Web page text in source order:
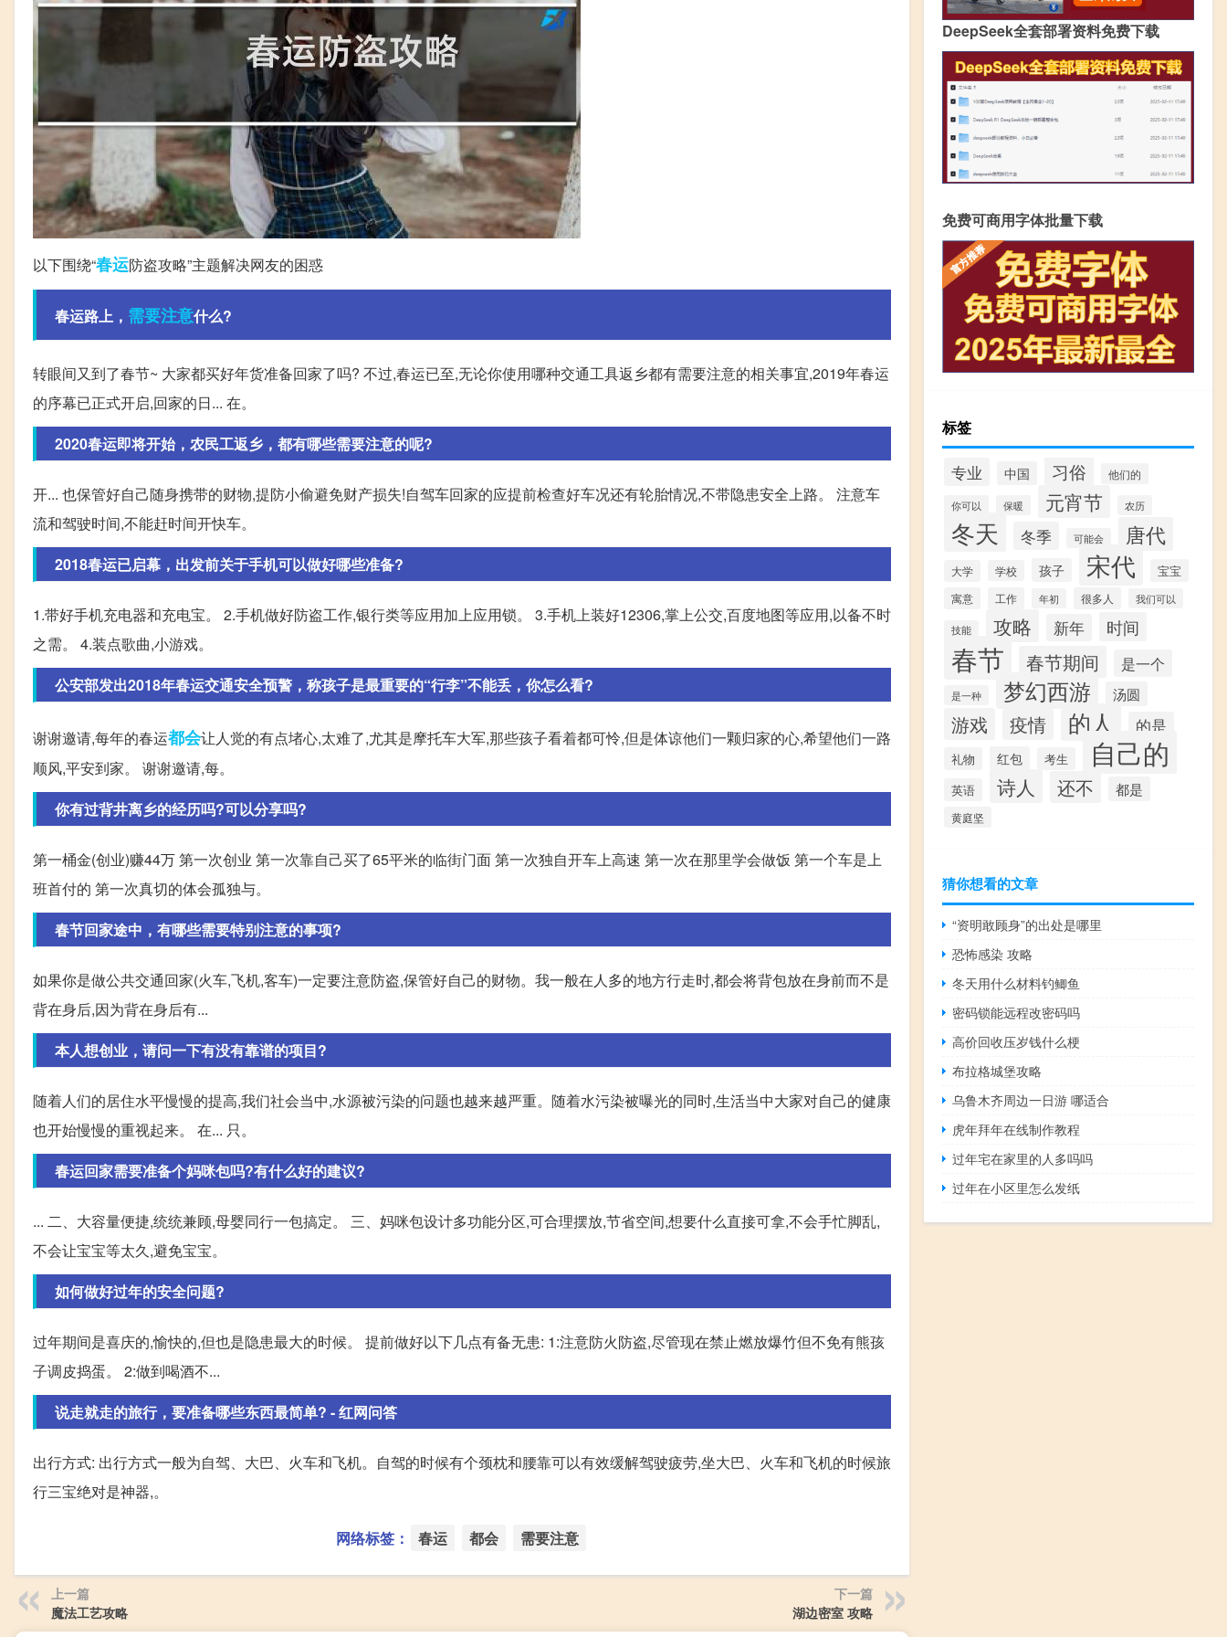
以下围绕“春运防盗攻略”主题解决网友的困惑
春运路上， 需要注意什么?
转眼间又到了春节~ 大家都买好年货准备回家了吗? 不过,春运已至,无论你使用哪种交通工具返乡都有需要注意的相关事宜,2019年春运
的序幕已正式开启,回家的日... 在。
2020春运即将开始，农民工返乡，都有哪些需要注意的呢?
开... 也保管好自己随身携带的财物,提防小偷避免财产损失!自驾车回家的应提前检查好车况还有轮胎情况,不带隐患安全上路。 注意车
流和驾驶时间,不能赶时间开快车。
2018春运已启幕，出发前关于手机可以做好哪些准备?
1.带好手机充电器和充电宝。 2.手机做好防盗工作,银行类等应用加上应用锁。 3.手机上装好12306,掌上公交,百度地图等应用,以备不时
之需。 4.装点歌曲,小游戏。
公安部发出2018年春运交通安全预警，称孩子是最重要的“行李”不能丢，你怎么看?
谢谢邀请,每年的春运都会让人觉的有点堵心,太难了,尤其是摩托车大军,那些孩子看着都可怜,但是体谅他们一颗归家的心,希望他们一路
顺风,平安到家。 谢谢邀请,每。
你有过背井离乡的经历吗?可以分享吗?
第一桶金(创业)赚44万 第一次创业 第一次靠自己买了65平米的临街门面 第一次独自开车上高速 第一次在那里学会做饭 第一个车是上
班首付的 第一次真切的体会孤独与。
春节回家途中，有哪些需要特别注意的事项?
如果你是做公共交通回家(火车,飞机,客车)一定要注意防盗,保管好自己的财物。我一般在人多的地方行走时,都会将背包放在身前而不是
背在身后,因为背在身后有...
本人想创业，请问一下有没有靠谱的项目?
随着人们的居住水平慢慢的提高,我们社会当中,水源被污染的问题也越来越严重。随着水污染被曝光的同时,生活当中大家对自己的健康
也开始慢慢的重视起来。 在... 只。
春运回家需要准备个妈咪包吗?有什么好的建议?
... 二、大容量便捷,统统兼顾,母婴同行一包搞定。 三、妈咪包设计多功能分区,可合理摆放,节省空间,想要什么直接可拿,不会手忙脚乱,
不会让宝宝等太久,避免宝宝。
如何做好过年的安全问题?
过年期间是喜庆的,愉快的,但也是隐患最大的时候。 提前做好以下几点有备无患: 1:注意防火防盗,尽管现在禁止燃放爆竹但不免有熊孩
子调皮捣蛋。 2:做到喝酒不...
说走就走的旅行，要准备哪些东西最简单? - 红网问答
出行方式: 出行方式一般为自驾、大巴、火车和飞机。自驾的时候有个颈枕和腰靠可以有效缓解驾驶疲劳,坐大巴、火车和飞机的时候旅
行三宝绝对是神器,。
网络标签： 春运 都会 需要注意
上一篇
魔法工艺攻略
下一篇
湖边密室 攻略
DeepSeek全套部署资料免费下载
免费可商用字体批量下载
标签
专业 中国 习俗 他们的
你可以 保暖 元宵节 农历
冬天 冬季 可能会 唐代
大学 学校 孩子 宋代 宝宝
寓意 工作 年初 很多人 我们可以
技能 攻略 新年 时间
春节 春节期间 是一个
是一种 梦幻西游 汤圆
游戏 疫情 的人 的是
礼物 红包 考生 自己的
英语 诗人 还不 都是
黄庭坚
猜你想看的文章
“资明敢顾身”的出处是哪里
恐怖感染 攻略
冬天用什么材料钓鲫鱼
密码锁能远程改密码吗
高价回收压岁钱什么梗
布拉格城堡攻略
乌鲁木齐周边一日游 哪适合
虎年拜年在线制作教程
过年宅在家里的人多吗吗
过年在小区里怎么发纸